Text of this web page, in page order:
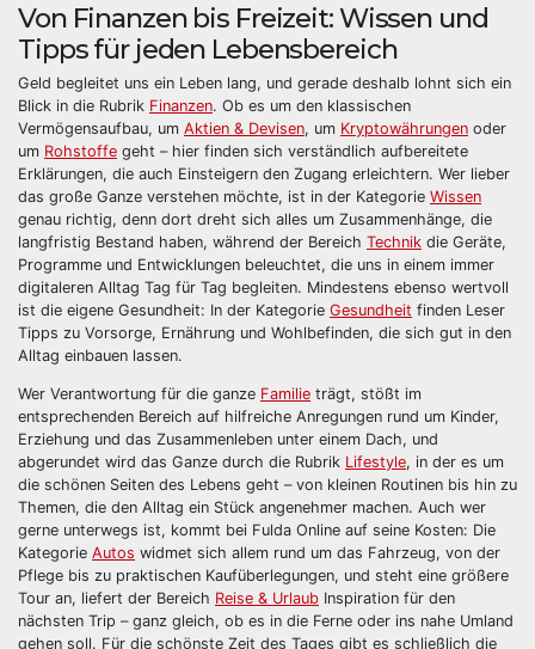
Von Finanzen bis Freizeit: Wissen und
Tipps für jeden Lebensbereich
Geld begleitet uns ein Leben lang, und gerade deshalb lohnt sich ein
Blick in die Rubrik Finanzen. Ob es um den klassischen
Vermögensaufbau, um Aktien & Devisen, um Kryptowährungen oder
um Rohstoffe geht – hier finden sich verständlich aufbereitete
Erklärungen, die auch Einsteigern den Zugang erleichtern. Wer lieber
das große Ganze verstehen möchte, ist in der Kategorie Wissen
genau richtig, denn dort dreht sich alles um Zusammenhänge, die
langfristig Bestand haben, während der Bereich Technik die Geräte,
Programme und Entwicklungen beleuchtet, die uns in einem immer
digitaleren Alltag Tag für Tag begleiten. Mindestens ebenso wertvoll
ist die eigene Gesundheit: In der Kategorie Gesundheit finden Leser
Tipps zu Vorsorge, Ernährung und Wohlbefinden, die sich gut in den
Alltag einbauen lassen.
Wer Verantwortung für die ganze Familie trägt, stößt im
entsprechenden Bereich auf hilfreiche Anregungen rund um Kinder,
Erziehung und das Zusammenleben unter einem Dach, und
abgerundet wird das Ganze durch die Rubrik Lifestyle, in der es um
die schönen Seiten des Lebens geht – von kleinen Routinen bis hin zu
Themen, die den Alltag ein Stück angenehmer machen. Auch wer
gerne unterwegs ist, kommt bei Fulda Online auf seine Kosten: Die
Kategorie Autos widmet sich allem rund um das Fahrzeug, von der
Pflege bis zu praktischen Kaufüberlegungen, und steht eine größere
Tour an, liefert der Bereich Reise & Urlaub Inspiration für den
nächsten Trip – ganz gleich, ob es in die Ferne oder ins nahe Umland
gehen soll. Für die schönste Zeit des Tages gibt es schließlich die